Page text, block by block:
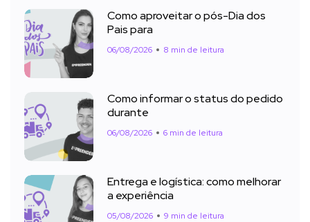
Como aproveitar o pós-Dia dos
Pais para
06/08/2026 8 min de leitura
Como informar o status do pedido
durante
06/08/2026 6 min de leitura
Entrega e logística: como melhorar
a experiência
05/08/2026 9 min de leitura